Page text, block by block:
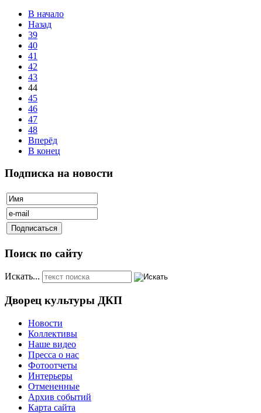
В начало
Назад
39
40
41
42
43
44
45
46
47
48
Вперёд
В конец
Подписка на новости
Поиск по сайту
Искать...
Дворец культуры ДКП
Новости
Коллективы
Наше видео
Пресса о нас
Фотоотчеты
Интерьеры
Отмененные
Архив событий
Карта сайта